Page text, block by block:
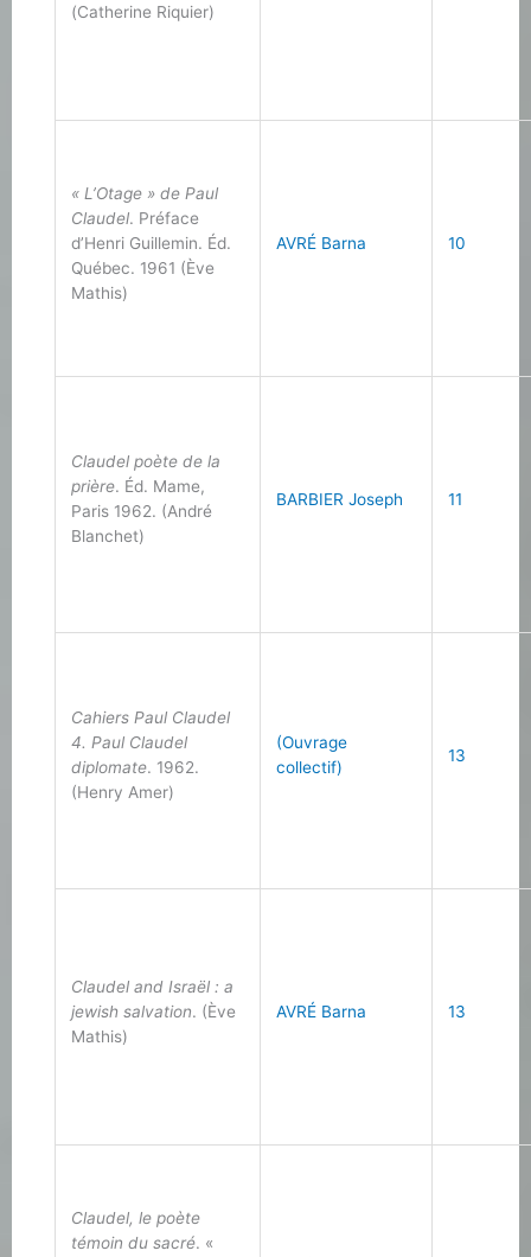
(Catherine Riquier)
« L’Otage » de Paul
Claudel. Préface
d’Henri Guillemin. Éd.
Québec. 1961 (Ève
Mathis)
AVRÉ Barna 10
Claudel poète de la
prière. Éd. Mame,
Paris 1962. (André
Blanchet)
BARBIER Joseph 11
Cahiers Paul Claudel
4. Paul Claudel
diplomate. 1962.
(Henry Amer)
(Ouvrage
collectif)
13
Claudel and Israël : a
jewish salvation. (Ève
Mathis)
AVRÉ Barna 13
Claudel, le poète
témoin du sacré. «